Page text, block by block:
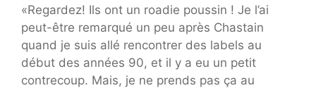
«Regardez! Ils ont un roadie poussin ! Je l’ai
peut-être remarqué un peu après Chastain
quand je suis allé rencontrer des labels au
début des années 90, et il y a eu un petit
contrecoup. Mais, je ne prends pas ça au